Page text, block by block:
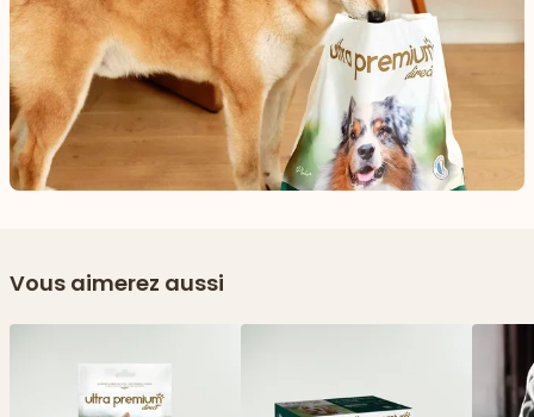
Vous aimerez aussi